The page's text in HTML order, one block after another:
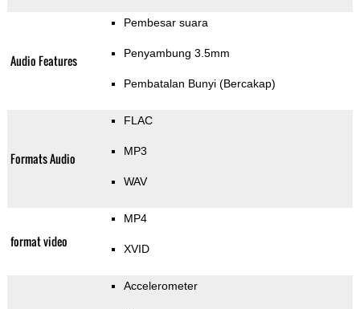
Audio Features
Pembesar suara
Penyambung 3.5mm
Pembatalan Bunyi (Bercakap)
Formats Audio
FLAC
MP3
WAV
format video
MP4
XVID
Accelerometer